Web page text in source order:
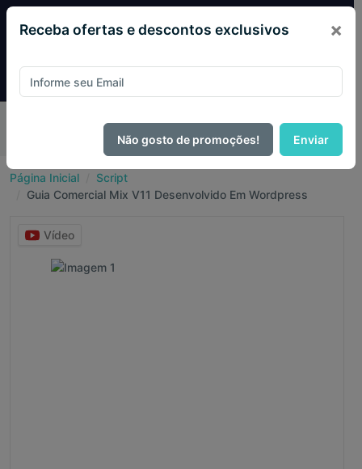
PIX e ganhe 14% OFF em todo o site no mês
de Agosto.
Página Inicial
Script
Guia Comercial Mix V11 Desenvolvido Em Wordpress
Vídeo
Receba ofertas e descontos exclusivos ×
Não gosto de promoções! Enviar